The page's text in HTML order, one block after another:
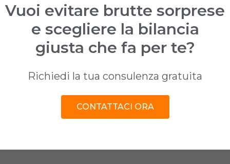
Vuoi evitare brutte sorprese
e scegliere la bilancia
giusta che fa per te?
Richiedi la tua consulenza gratuita
CONTATTACI ORA